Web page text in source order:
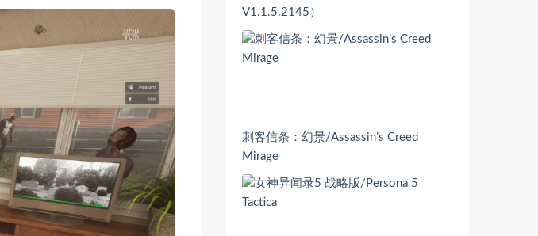
V1.1.5.2145）
刺客信条：幻景/Assassin’s Creed
Mirage